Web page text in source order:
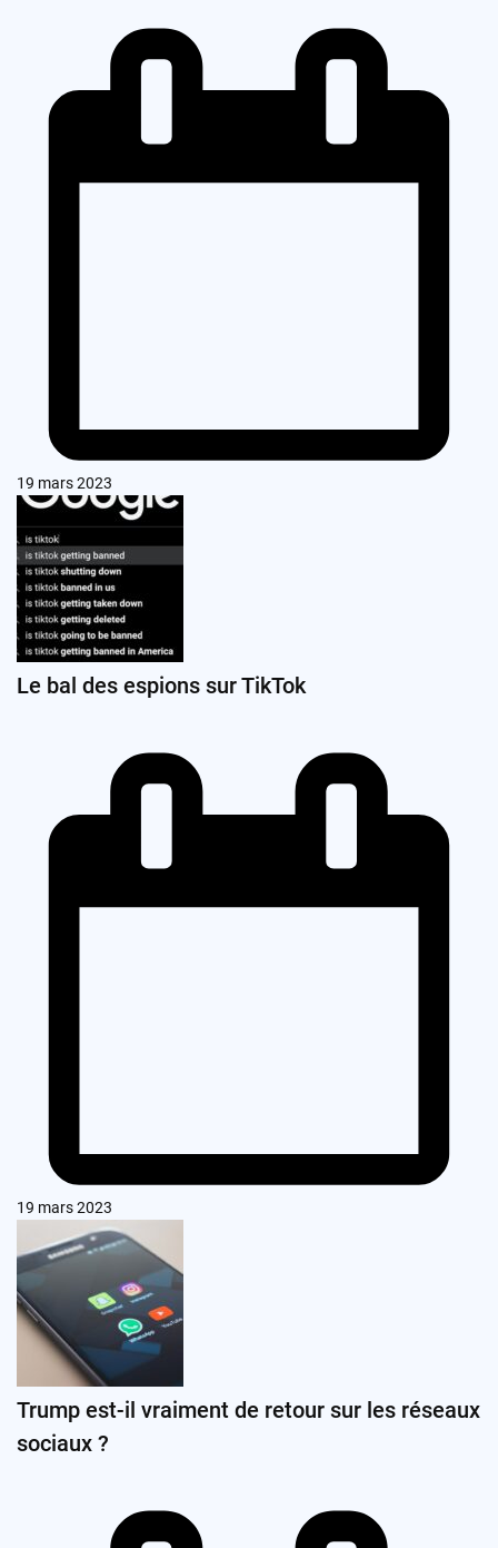
19 mars 2023
Le bal des espions sur TikTok
19 mars 2023
Trump est-il vraiment de retour sur les réseaux
sociaux ?